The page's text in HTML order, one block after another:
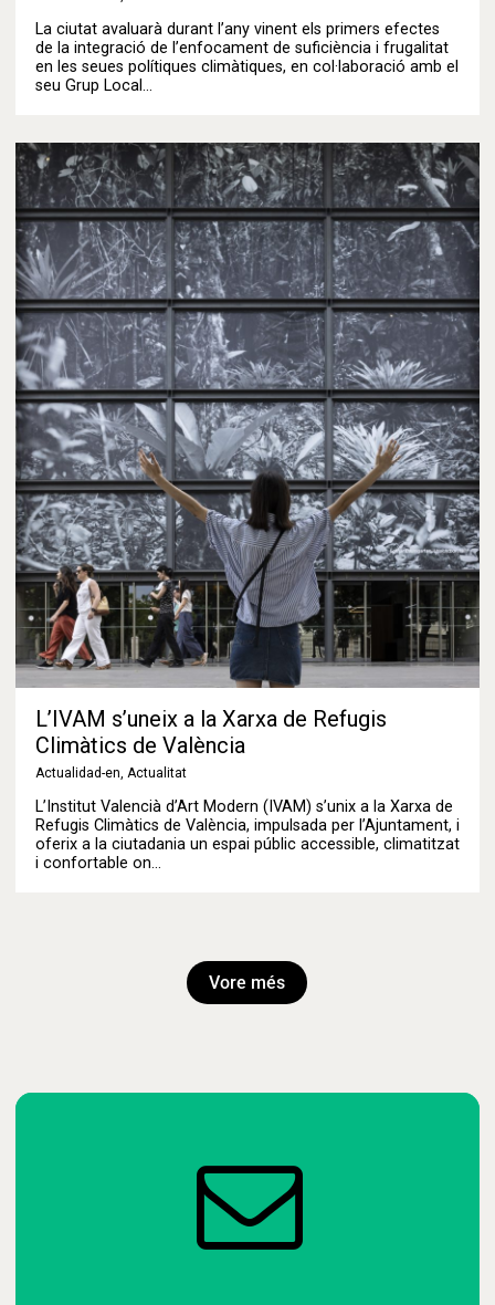
La ciutat avaluarà durant l’any vinent els primers efectes
de la integració de l’enfocament de suficiència i frugalitat
en les seues polítiques climàtiques, en col·laboració amb el
seu Grup Local…
L’IVAM s’uneix a la Xarxa de Refugis
Climàtics de València
Actualidad-en, Actualitat
L’Institut Valencià d’Art Modern (IVAM) s’unix a la Xarxa de
Refugis Climàtics de València, impulsada per l’Ajuntament, i
oferix a la ciutadania un espai públic accessible, climatitzat
i confortable on…
Vore més